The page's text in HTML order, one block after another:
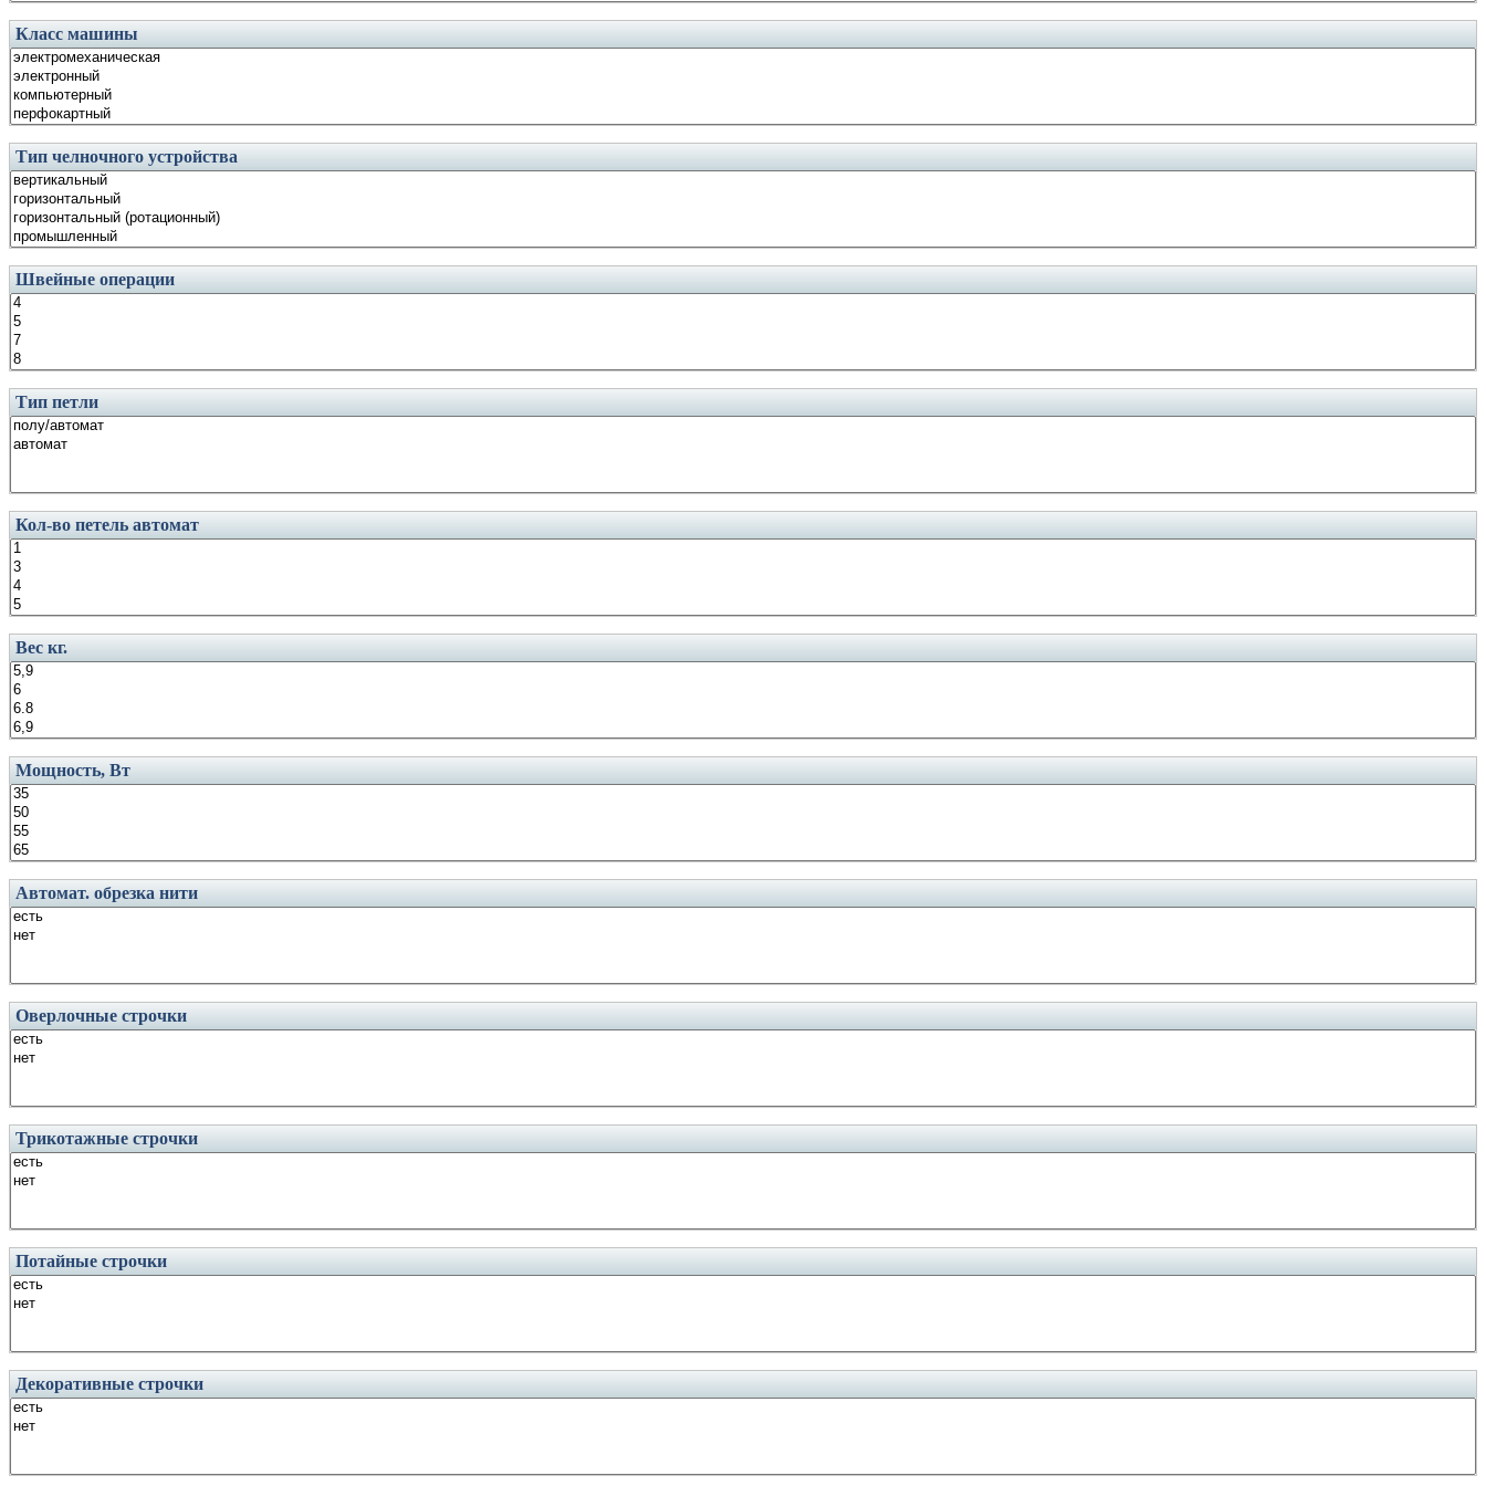
Класс машины
Тип челночного устройства
Швейные операции
Тип петли
Кол-во петель автомат
Вес кг.
Мощность, Вт
Автомат. обрезка нити
Оверлочные строчки
Трикотажные строчки
Потайные строчки
Декоративные строчки